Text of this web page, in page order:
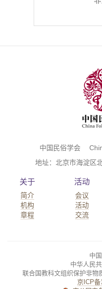
中国民俗学会
地址：北京市海淀区
关于
简介
机构
章程
活动
会议
活动
交流
中
中华人民
联合国教科文组织保护非物
京ICP备